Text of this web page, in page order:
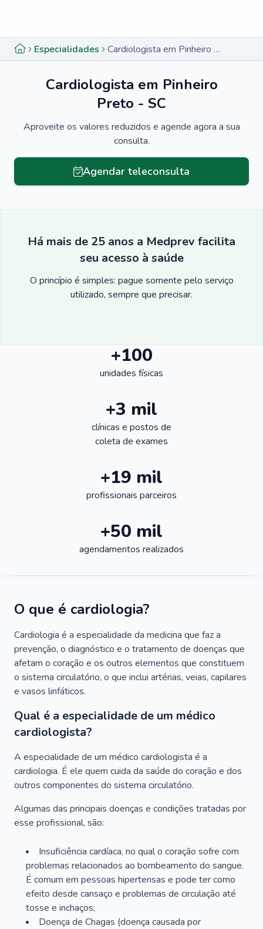
Especialidades Cardiologista em Pinheiro Preto - SC
Cardiologista em Pinheiro
Preto - SC
Aproveite os valores reduzidos e agende agora a sua
consulta.
Agendar teleconsulta
Há mais de 25 anos a Medprev facilita
seu acesso à saúde
O princípio é simples: pague somente pelo serviço
utilizado, sempre que precisar.
+100
unidades físicas
+3 mil
clínicas e postos de
coleta de exames
+19 mil
profissionais parceiros
+50 mil
agendamentos realizados
O que é cardiologia?
Cardiologia é a especialidade da medicina que faz a
prevenção, o diagnóstico e o tratamento de doenças que
afetam o coração e os outros elementos que constituem
o sistema circulatório, o que inclui artérias, veias, capilares
e vasos linfáticos.
Qual é a especialidade de um médico
cardiologista?
A especialidade de um médico cardiologista é a
cardiologia. É ele quem cuida da saúde do coração e dos
outros componentes do sistema circulatório.
Algumas das principais doenças e condições tratadas por
esse profissional, são:
Insuficiência cardíaca, no qual o coração sofre com
problemas relacionados ao bombeamento do sangue.
É comum em pessoas hipertensas e pode ter como
efeito desde cansaço e problemas de circulação até
tosse e inchaços;
Doença de Chagas (doença causada por